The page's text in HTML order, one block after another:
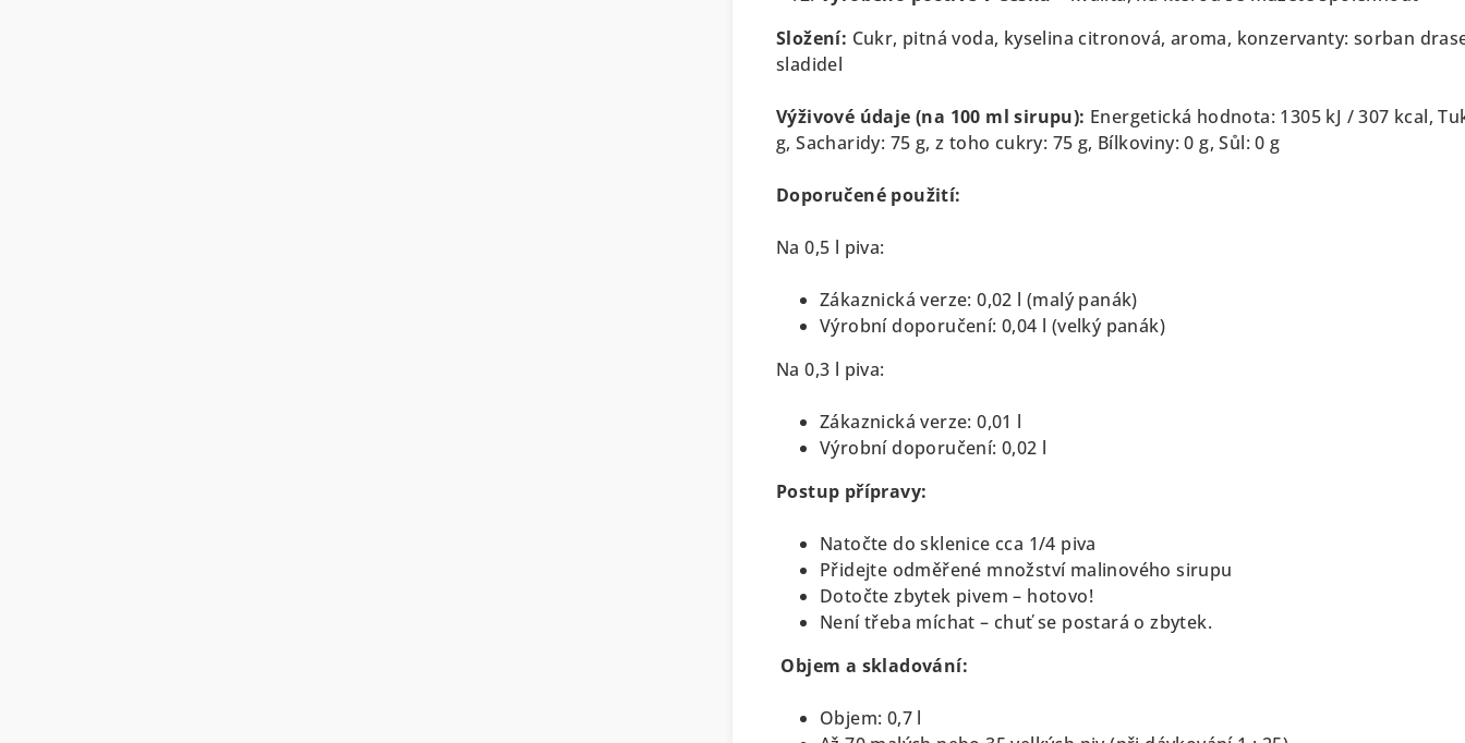
Složení: Cukr, pitná voda, kyselina citronová, aroma, konzervanty: sorban
sladidel
Výživové údaje (na 100 ml sirupu): Energetická hodnota: 1305 kJ / 307 kcal,
g,Sacharidy: 75 g, z toho cukry: 75 g, Bílkoviny: 0 g,Sůl: 0 g
Doporučené použití:
Na 0,5 l piva:
Zákaznická verze: 0,02 l (malý panák)
Výrobní doporučení: 0,04 l (velký panák)
Na 0,3 l piva:
Zákaznická verze: 0,01 l
Výrobní doporučení: 0,02 l
Postup přípravy:
Natočte do sklenice cca 1/4 piva
Přidejte odměřené množství malinového sirupu
Dotočte zbytek pivem – hotovo!
Není třeba míchat – chuť se postará o zbytek.
Objem a skladování:
Objem: 0,7 l